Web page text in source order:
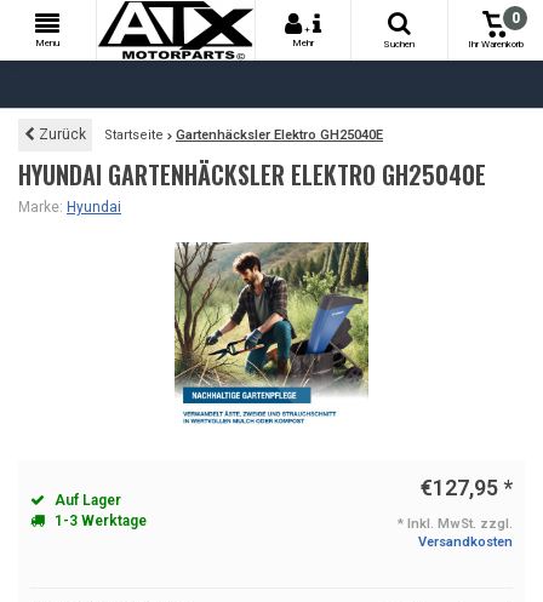
Menu
+
Mehr
Suchen
0
Ihr Warenkorb
Zurück Startseite Gartenhäcksler Elektro GH25040E
HYUNDAI GARTENHÄCKSLER ELEKTRO GH25040E
Marke: Hyundai
Auf Lager
1-3 Werktage
€127,95*
* Inkl. MwSt. zzgl.
Versandkosten